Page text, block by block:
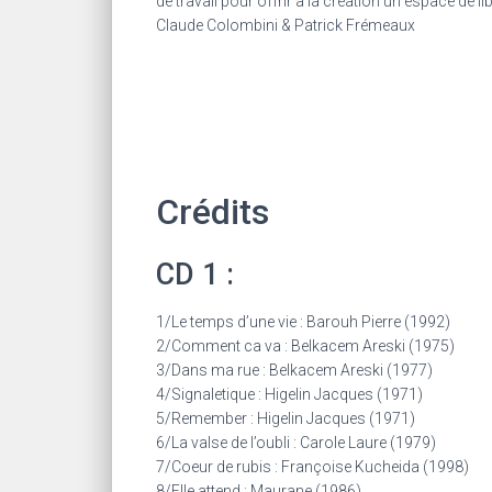
Claude Colombini & Patrick Frémeaux
Crédits
CD 1 :
1/Le temps d’une vie : Barouh Pierre (1992)
2/Comment ca va : Belkacem Areski (1975)
3/Dans ma rue : Belkacem Areski (1977)
4/Signaletique : Higelin Jacques (1971)
5/Remember : Higelin Jacques (1971)
6/La valse de l’oubli : Carole Laure (1979)
7/Coeur de rubis : Françoise Kucheida (1998)